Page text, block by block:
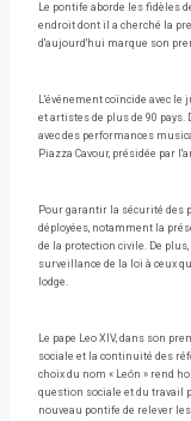
Le pontife aborde les fidèles
endroit dont il a cherché la
d'aujourd'hui marque son
L'événement coïncide avec
et artistes de plus de 90 pays.
avec des performances
Piazza Cavour, présidée par
Pour garantir la sécurité des
déployées, notamment la
de la protection civile. De
surveillance de la loi à ceux
lodge.
Le pape Leo XIV, dans son
sociale et la continuité des
choix du nom « León » rend
question sociale et du travail
nouveau pontife de relever